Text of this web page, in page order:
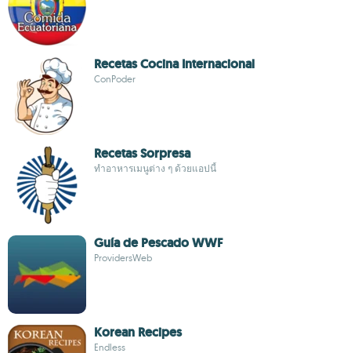
Recetas Cocina Internacional
ConPoder
Recetas Sorpresa
ทำอาหารเมนูต่าง ๆ ด้วยแอปนี้
Guía de Pescado WWF
ProvidersWeb
Korean Recipes
Endless